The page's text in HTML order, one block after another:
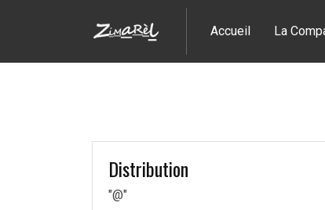
Accueil La
Distribution
"@"